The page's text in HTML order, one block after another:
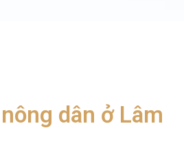
dân ở Lâm